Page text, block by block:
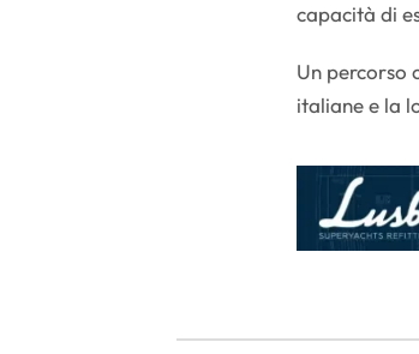
capacità di
Un percorso
italiane e la